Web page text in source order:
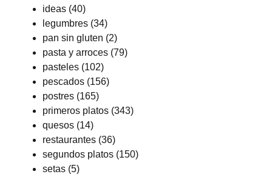
ideas (40)
legumbres (34)
pan sin gluten (2)
pasta y arroces (79)
pasteles (102)
pescados (156)
postres (165)
primeros platos (343)
quesos (14)
restaurantes (36)
segundos platos (150)
setas (5)